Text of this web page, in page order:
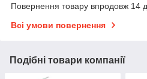
Повернення товару впродовж 14
Всі умови повернення
Подібні товари компанії